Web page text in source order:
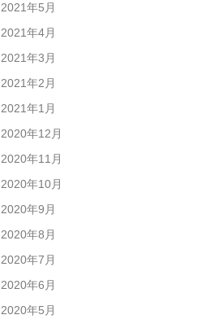
2021年5月
2021年4月
2021年3月
2021年2月
2021年1月
2020年12月
2020年11月
2020年10月
2020年9月
2020年8月
2020年7月
2020年6月
2020年5月